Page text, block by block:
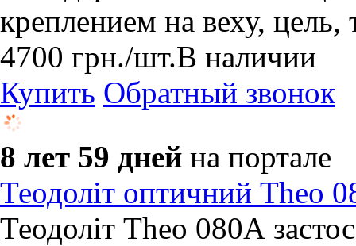
креплением на веху, цель,
4700 грн./шт.В наличии
Купить Обратный звонок
8 лет 59 дней на портале
Теодоліт оптичний Theo
Теодоліт Theo 080А